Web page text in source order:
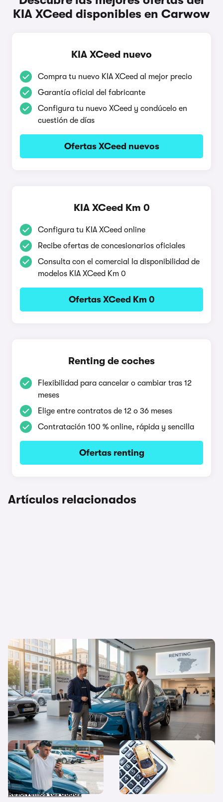
KIA XCeed disponibles en Carwow
KIA XCeed nuevo
Compra tu nuevo KIA XCeed al mejor precio
Garantía oficial del fabricante
Configura tu nuevo XCeed y condúcelo en
cuestión de días
Ofertas XCeed nuevos
KIA XCeed Km 0
Configura tu KIA XCeed online
Recibe ofertas de concesionarios oficiales
Consulta con el comercial la disponibilidad de
modelos KIA XCeed Km 0
Ofertas XCeed Km 0
Renting de coches
Flexibilidad para cancelar o cambiar tras 12
meses
Elige entre contratos de 12 o 36 meses
Contratación 100 % online, rápida y sencilla
Ofertas renting
Artículos relacionados
Flexibilidad o propiedad: ¿Por qué el
renting triunfa cada vez más en España?
¿Qué diferencias hay entre
coche nuevo, coche de
stock y coche de Km 0?
Resolvemos tus dudas
Quiero un coche nuevo… ¿lo
pago al contado o financio
su compra?